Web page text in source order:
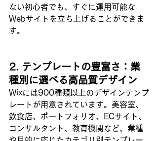
ない初心者でも、すぐに運用可能な
Webサイトを立ち上げることができま
す。
2. テンプレートの豊富さ：業
種別に選べる高品質デザイン
Wixには900種類以上のデザインテンプ
レートが用意されています。美容室、
飲食店、ポートフォリオ、ECサイト、
コンサルタント、教育機関など、業種